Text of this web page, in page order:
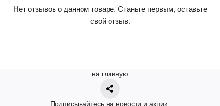
Нет отзывов о данном товаре. Станьте первым, оставьте
свой отзыв.
на главную
Подписывайтесь на новости и акции: